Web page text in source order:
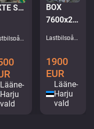
EXTE S10 BUNKS 2 pcs
Lastbilspåbyggnader - Träbilskaross • M674-2801
Lääne-
Harju
vald
BOX
7600x2600x3300 MM
Lastbilspåbyggnader - Skåp • M468-9289
1900
EUR
Lääne-
Harju
vald